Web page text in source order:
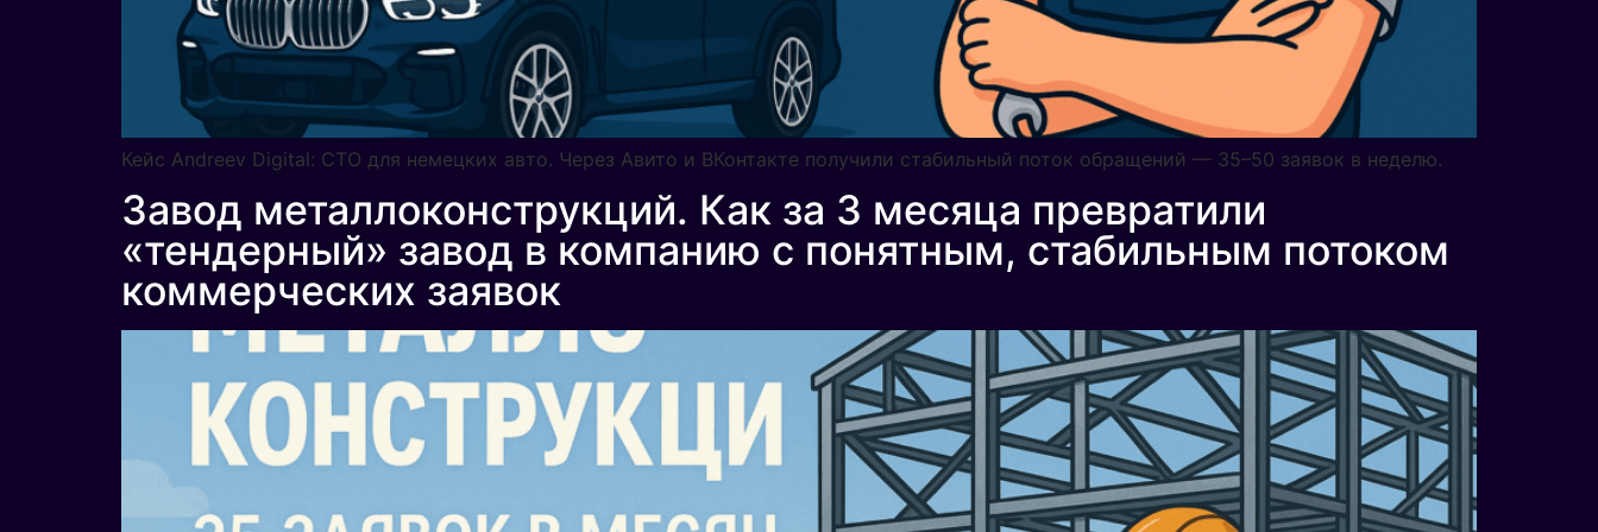
Кейс Andreev Digital: СТО для немецких авто. Через Авито и ВКонтакте получили стабильный поток обращений — 35–50 заявок в неделю.
Завод металлоконструкций. Как за 3 месяца превратили
«тендерный» завод в компанию с понятным, стабильным потоком
коммерческих заявок